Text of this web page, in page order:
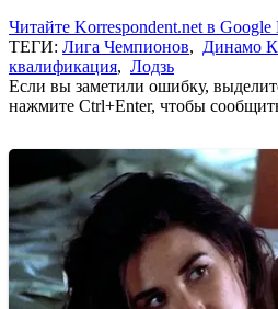
Читайте Korrespondent.net в Google
ТЕГИ: Лига Чемпионов, Динамо
квалификация, Лодзь
Если вы заметили ошибку,
нажмите Ctrl+Enter, чтобы